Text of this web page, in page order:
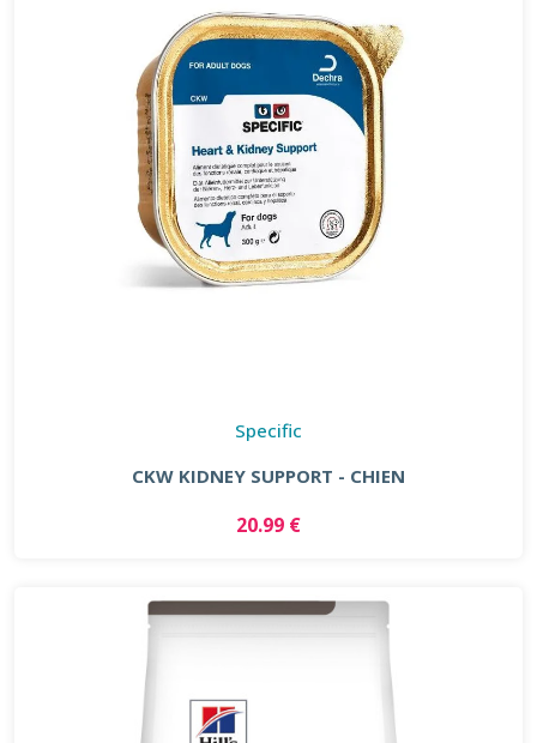
Specific
CKW KIDNEY SUPPORT - CHIEN
20.99 €